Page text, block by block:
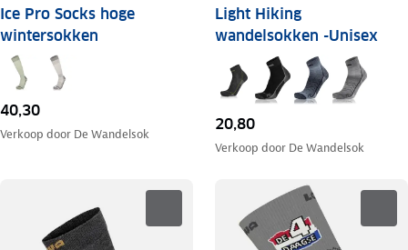
Ice Pro Socks hoge
wintersokken
40,30
Verkoop door De Wandelsok
Light Hiking
wandelsokken -Unisex
20,80
Verkoop door De Wandelsok